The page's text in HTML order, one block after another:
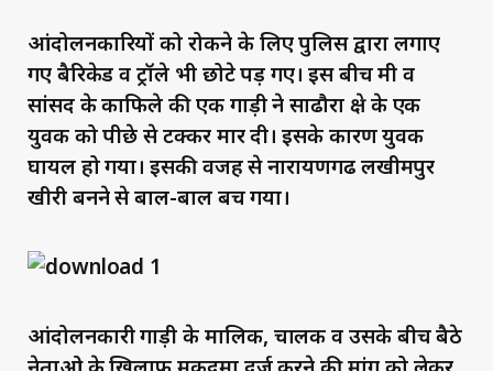
आंदोलनकारियों को रोकने के लिए पुलिस द्वारा लगाए
गए बैरिकेड व ट्रॉले भी छोटे पड़ गए। इस बीच मंत्री व
सांसद के काफिले की एक गाड़ी ने साढौरा क्षेत्र के एक
युवक को पीछे से टक्कर मार दी। इसके कारण युवक
घायल हो गया। इसकी वजह से नारायणगढ लखीमपुर
खीरी बनने से बाल-बाल बच गया।
आंदोलनकारी गाड़ी के मालिक, चालक व उसके बीच बैठे